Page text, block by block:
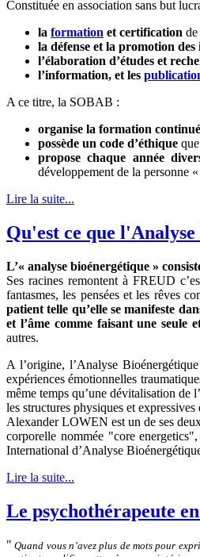
Constituée en association sans but
la formation et certification
la défense et la promotion
l’élaboration d’études et
l’information, et les
A ce titre, la SOBAB :
organise la formation
possède un code d’éthique
propose chaque année
développement de la personne
Lire la suite...
Qu'est ce que
L’« analyse bioénergétique »
Ses racines remontent à FREUD
fantasmes, les pensées et les rêves
patient telle qu’elle se manifeste
et l’âme comme faisant une seule
autres.
A l’origine, l’Analyse
expériences émotionnelles
même temps qu’une dévitalisation
les structures physiques et
Alexander LOWEN est un de ses
corporelle nommée "core
International d’Analyse
Lire la suite...
Le psychothérapeute
" Quand vous n’avez plus de mots pour